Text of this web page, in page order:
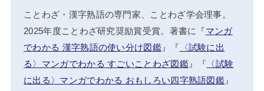
ことわざ・漢字熟語の専門家、ことわざ学会理事。
2025年度ことわざ研究奨励賞受賞。著書に『マンガ
でわかる 漢字熟語の使い分け図鑑』『 〈試験に出
る〉マンガでわかる すごいことわざ図鑑』『 〈試験
に出る〉マンガでわかる おもしろい四字熟語図鑑 』